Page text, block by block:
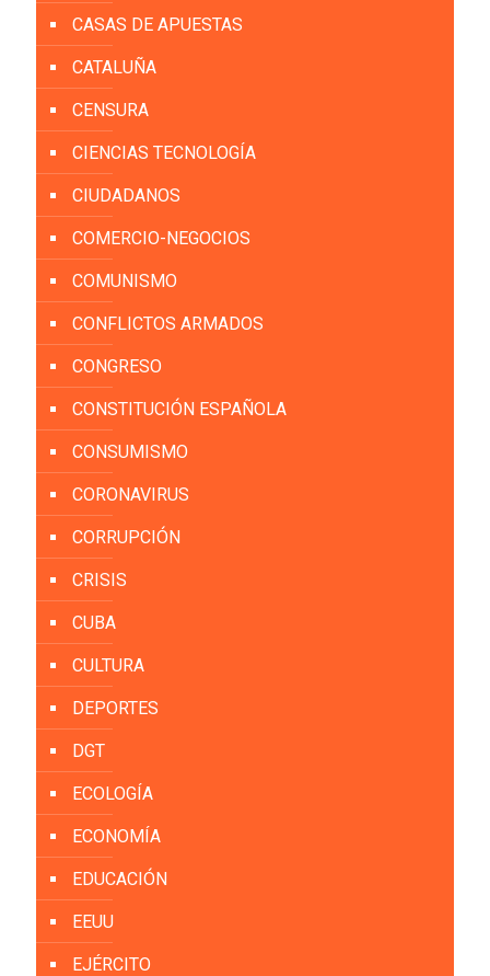
CASAS DE APUESTAS
CATALUÑA
CENSURA
CIENCIAS TECNOLOGÍA
CIUDADANOS
COMERCIO-NEGOCIOS
COMUNISMO
CONFLICTOS ARMADOS
CONGRESO
CONSTITUCIÓN ESPAÑOLA
CONSUMISMO
CORONAVIRUS
CORRUPCIÓN
CRISIS
CUBA
CULTURA
DEPORTES
DGT
ECOLOGÍA
ECONOMÍA
EDUCACIÓN
EEUU
EJÉRCITO